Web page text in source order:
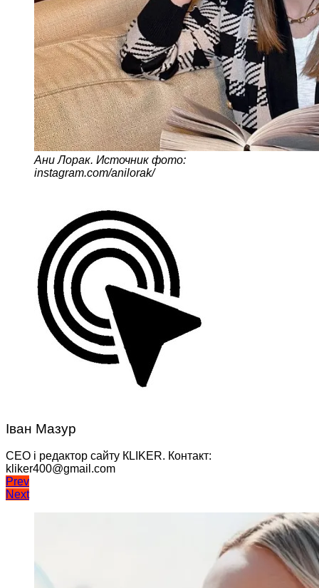
Ани Лорак. Источник фото:
instagram.com/anilorak/
Іван Мазур
CEO і редактор сайту КLIKER. Контакт:
kliker400@gmail.com
Навігація
записів
Prev
Next